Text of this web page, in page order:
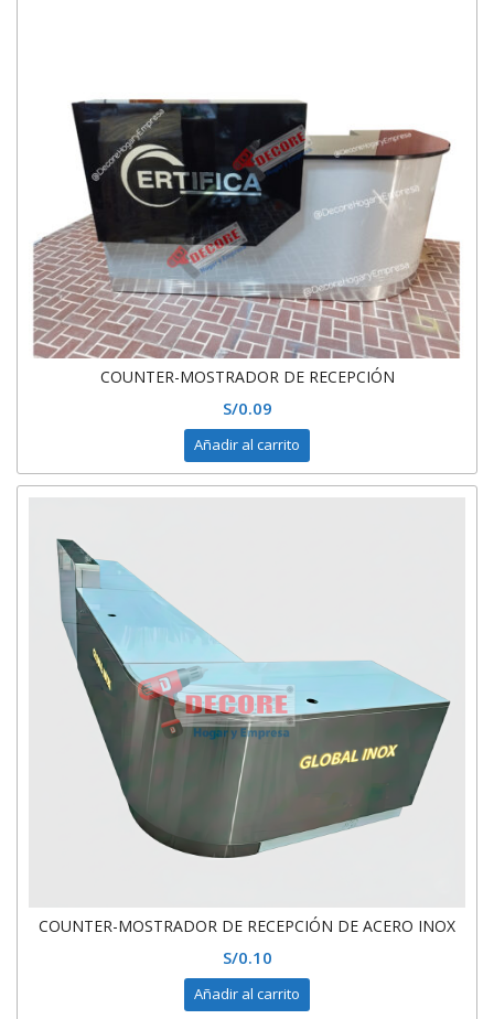
COUNTER-MOSTRADOR DE RECEPCIÓN
S/0.09
Añadir al carrito
COUNTER-MOSTRADOR DE RECEPCIÓN DE ACERO INOX
S/0.10
Añadir al carrito